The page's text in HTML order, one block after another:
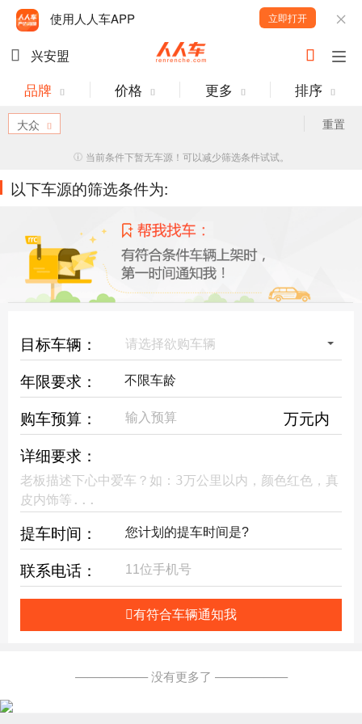
使用人人车APP 立即打开
兴安盟
品牌 价格 更多 排序
重置
大众
当前条件下暂无车源！可以减少筛选条件试试。
以下车源的筛选条件为:
目标车辆： 请选择欲购车辆
年限要求：
购车预算：
万元内
详细要求：
提车时间：
联系电话：
有符合车辆通知我
—————— 没有更多了 ——————